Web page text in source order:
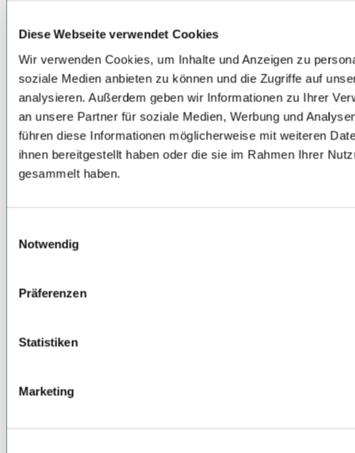
Diese Webseite verwendet Cookies
Wir verwenden Cookies, um Inhalte und Anzeigen zu
soziale Medien anbieten zu können und die Zugriffe auf
analysieren. Außerdem geben wir Informationen zu Ihrer
an unsere Partner für soziale Medien, Werbung und
führen diese Informationen möglicherweise mit weiteren
ihnen bereitgestellt haben oder die sie im Rahmen Ihrer
gesammelt haben.
Notwendig
Präferenzen
Statistiken
Marketing